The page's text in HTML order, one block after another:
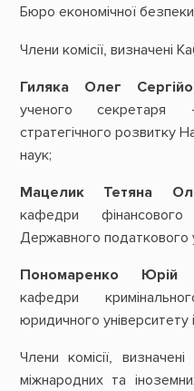
Бюро економічної
Члени комісії, визначені
Гиляка Олег
ученого секретаря
стратегічного розвитку
наук;
Мацелик Тетяна
кафедри
Державного податкового
Пономаренко Юрій
кафедри
юридичного
Члени комісії,
міжнародних та